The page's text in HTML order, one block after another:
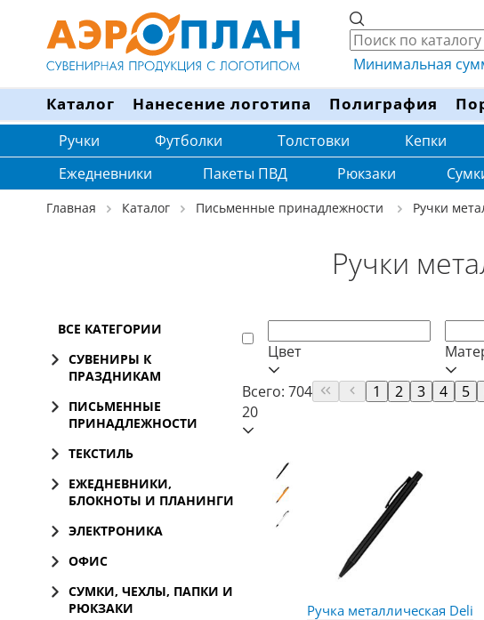
Минимальная
Каталог Нанесение логотипа Полиграфия
Ручки Футболки Толстовки Кепки
Ежедневники
Пакеты ПВД Рюкзаки
Главная Каталог Письменные принадлежности Ручки
Ручки
ВСЕ КАТЕГОРИИ
СУВЕНИРЫ К
ПРАЗДНИКАМ
ПИСЬМЕННЫЕ
ПРИНАДЛЕЖНОСТИ
ТЕКСТИЛЬ
ЕЖЕДНЕВНИКИ,
БЛОКНОТЫ И ПЛАНИНГИ
ЭЛЕКТРОНИКА
ОФИС
СУМКИ, ЧЕХЛЫ, ПАПКИ И
РЮКЗАКИ
Цвет
Всего: 704 1 2 3 4 5
20
Ручка металлическая Deli